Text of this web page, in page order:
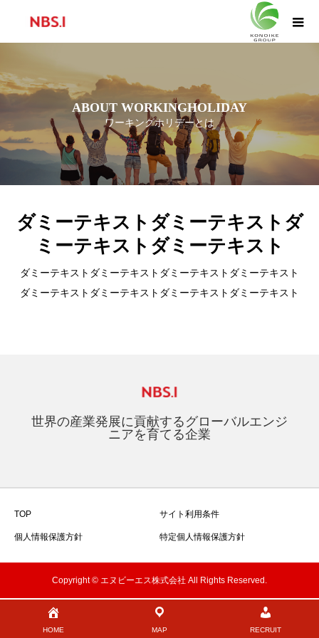
ABOUT WORKINGHOLIDAY
ワーキングホリデーとは
ダミーテキストダミーテキストダ
ミーテキストダミーテキスト
ダミーテキストダミーテキストダミーテキストダミーテキスト
ダミーテキストダミーテキストダミーテキストダミーテキスト
世界の産業発展に貢献するグローバルエンジ
ニアを育てる企業
TOP サイト利用条件
個人情報保護方針 特定個人情報保護方針
Copyright © エヌビーエス株式会社 All Rights Reserved.
HOME MAP RECRUIT